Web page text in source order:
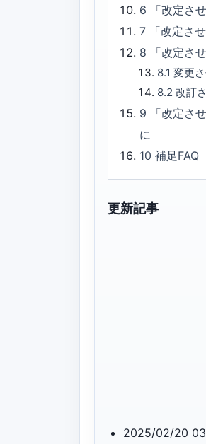
6
「改定さ
7
「改定さ
8
「改定さ
8.1 変更
8.2 改訂
9
「改定さ
に
10補足FAQ
更新記事
2025/02/20